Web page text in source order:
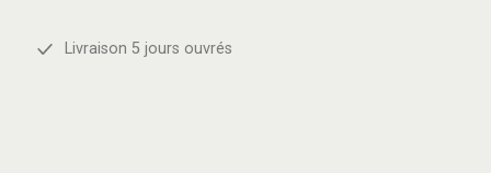
Livraison 5 jours ouvrés